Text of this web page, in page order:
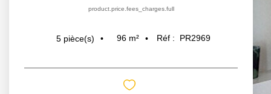
product.price.fees_charges.full
5 pièce(s) 96 m² Réf : PR2969